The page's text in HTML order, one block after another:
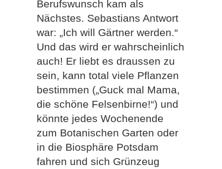
Berufswunsch kam als
Nächstes. Sebastians Antwort
war: „Ich will Gärtner werden.“
Und das wird er wahrscheinlich
auch! Er liebt es draussen zu
sein, kann total viele Pflanzen
bestimmen („Guck mal Mama,
die schöne Felsenbirne!“) und
könnte jedes Wochenende
zum Botanischen Garten oder
in die Biosphäre Potsdam
fahren und sich Grünzeug